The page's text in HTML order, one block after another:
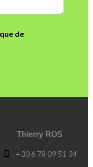
de
Thierry ROS
+33 6 78 09 51 34